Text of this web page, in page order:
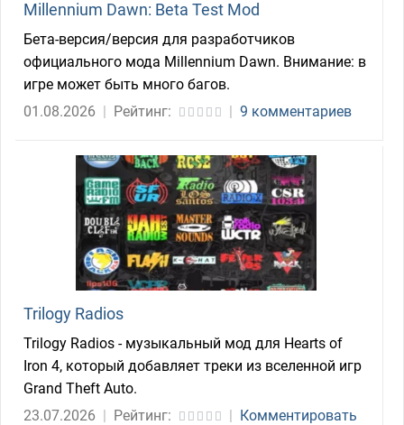
Millennium Dawn: Beta Test Mod
Бета-версия/версия для разработчиков
официального мода Millennium Dawn. Внимание: в
игре может быть много багов.
01.08.2026 | Рейтинг: | 9 комментариев
Trilogy Radios
Trilogy Radios - музыкальный мод для Hearts of
Iron 4, который добавляет треки из вселенной игр
Grand Theft Auto.
23.07.2026 | Рейтинг: | Комментировать